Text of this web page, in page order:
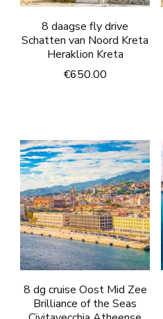
8 daagse fly drive
Schatten van Noord Kreta
Heraklion Kreta
€650.00
8 dg cruise Oost Mid Zee
Brilliance of the Seas